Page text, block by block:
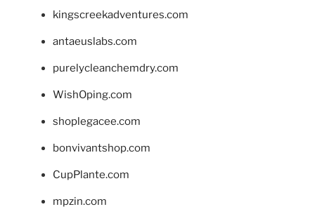
kingscreekadventures.com
antaeuslabs.com
purelycleanchemdry.com
WishOping.com
shoplegacee.com
bonvivantshop.com
CupPlante.com
mpzin.com